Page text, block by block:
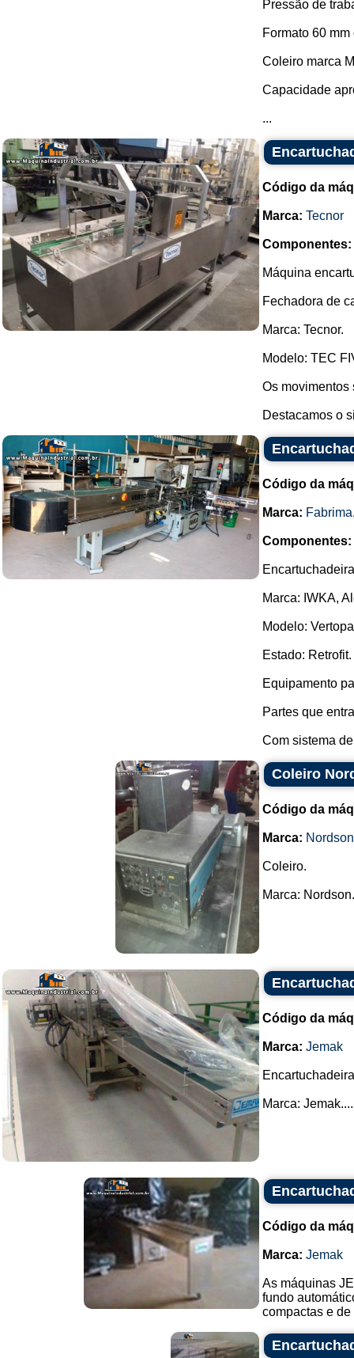
Pressão de
Formato 60
Coleiro marca
Capacidade
...
Código da
Marca: Tecnor
Componentes:
Máquina
Fechadora de
Marca: Tecnor.
Modelo: TEC
Os movimentos
Destacamos o
Código da
Marca: Fabrima
Componentes:
Marca: IWKA,
Modelo:
Estado: Retrofit.
Equipamento
Partes que
Com sistema
Coleiro
Código da
Marca: Nordson
Coleiro.
Marca:
Código da
Marca: Jemak
Marca: Jemak....
Código da
Marca: Jemak
As máquinas
fundo
compactas e